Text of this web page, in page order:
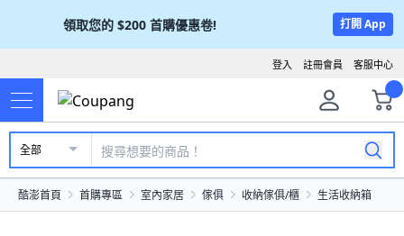
領取您的 $200 首購優惠卷! 打開 App
客服中心
註冊會員
登入
全部
酷澎首頁 首購專區 室內家居 傢俱 收納傢俱/櫃 生活收納箱